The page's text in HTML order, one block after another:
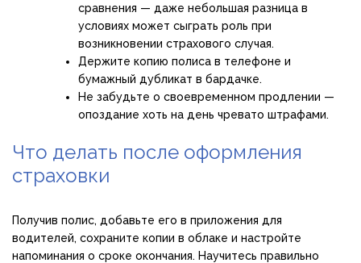
сравнения — даже небольшая разница в
условиях может сыграть роль при
возникновении страхового случая.
Держите копию полиса в телефоне и
бумажный дубликат в бардачке.
Не забудьте о своевременном продлении —
опоздание хоть на день чревато штрафами.
Что делать после оформления
страховки
Получив полис, добавьте его в приложения для
водителей, сохраните копии в облаке и настройте
напоминания о сроке окончания. Научитесь правильно